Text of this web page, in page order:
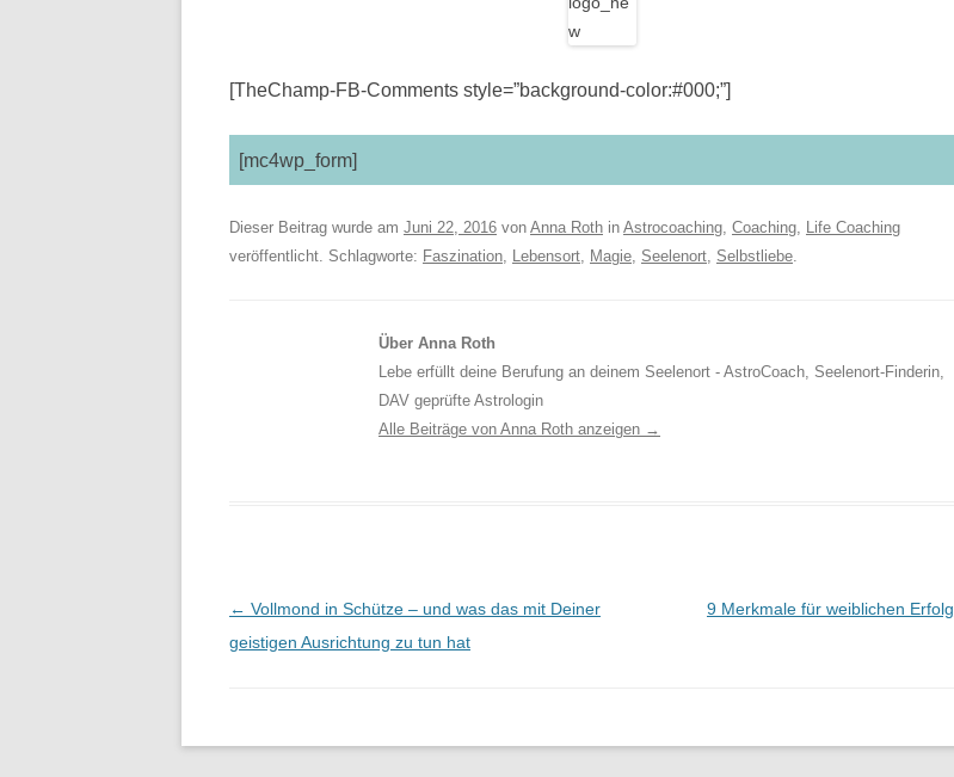
[TheChamp-FB-Comments style=”background-color:#000;”]
[mc4wp_form]
Dieser Beitrag wurde am Juni 22, 2016 von Anna Roth in Astrocoaching, Coaching, Life Coaching
veröffentlicht. Schlagworte: Faszination, Lebensort, Magie, Seelenort, Selbstliebe.
Über Anna Roth
Lebe erfüllt deine Berufung an deinem Seelenort - AstroCoach, Seelenort-Finderin,
DAV geprüfte Astrologin
Alle Beiträge von Anna Roth anzeigen →
Beitragsnavigation
← Vollmond in Schütze – und was das mit Deiner
geistigen Ausrichtung zu tun hat
9 Merkmale für weiblichen Erfolg